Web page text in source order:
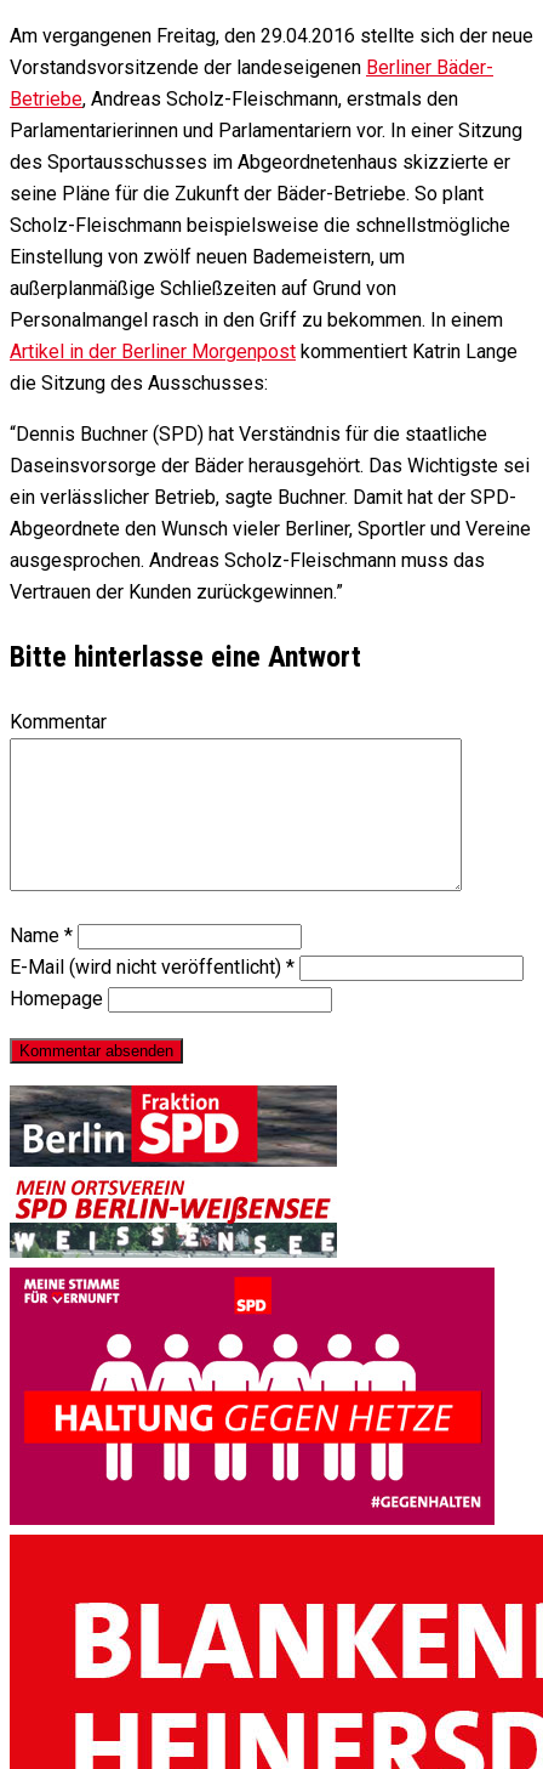
Am vergangenen Freitag, den 29.04.2016 stellte sich der neue
Vorstandsvorsitzende der landeseigenen Berliner Bäder-
Betriebe, Andreas Scholz-Fleischmann, erstmals den
Parlamentarierinnen und Parlamentariern vor. In einer Sitzung
des Sportausschusses im Abgeordnetenhaus skizzierte er
seine Pläne für die Zukunft der Bäder-Betriebe. So plant
Scholz-Fleischmann beispielsweise die schnellstmögliche
Einstellung von zwölf neuen Bademeistern, um
außerplanmäßige Schließzeiten auf Grund von
Personalmangel rasch in den Griff zu bekommen. In einem
Artikel in der Berliner Morgenpost kommentiert Katrin Lange
die Sitzung des Ausschusses:
“Dennis Buchner (SPD) hat Verständnis für die staatliche
Daseinsvorsorge der Bäder herausgehört. Das Wichtigste sei
ein verlässlicher Betrieb, sagte Buchner. Damit hat der SPD-
Abgeordnete den Wunsch vieler Berliner, Sportler und Vereine
ausgesprochen. Andreas Scholz-Fleischmann muss das
Vertrauen der Kunden zurückgewinnen.”
Bitte hinterlasse eine Antwort
Kommentar
Name *
E-Mail (wird nicht veröffentlicht) *
Homepage